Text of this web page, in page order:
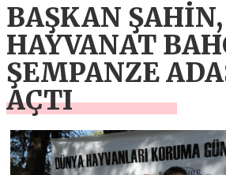
BAŞKAN ŞAHİN,
HAYVANAT
ŞEMPANZE
AÇTI